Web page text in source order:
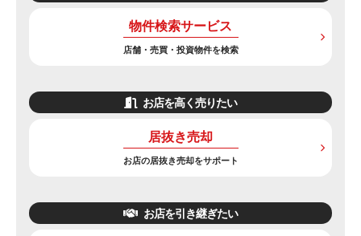
物件検索サービス
店舗・売買・投資物件を検索
お店を高く売りたい
居抜き売却
お店の居抜き売却をサポート
お店を引き継ぎたい